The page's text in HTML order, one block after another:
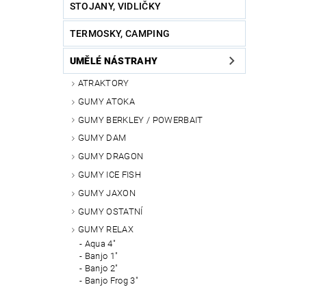
STOJANY, VIDLIČKY
TERMOSKY, CAMPING
UMĚLÉ NÁSTRAHY
ATRAKTORY
GUMY ATOKA
GUMY BERKLEY / POWERBAIT
GUMY DAM
GUMY DRAGON
GUMY ICE FISH
GUMY JAXON
GUMY OSTATNÍ
GUMY RELAX
Aqua 4"
Banjo 1"
Banjo 2"
Banjo Frog 3"